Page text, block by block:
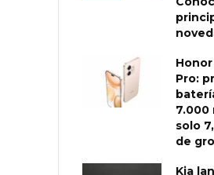
Honor
Pro:
7.000
solo
de
Kia